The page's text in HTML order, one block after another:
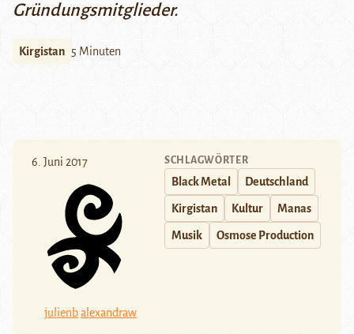
Gründungsmitglieder.
Kirgistan 5 Minuten
6. Juni 2017
julienbalexandraw
SCHLAGWÖRTER
Black Metal Deutschland
Kirgistan Kultur Manas
Musik Osmose Production